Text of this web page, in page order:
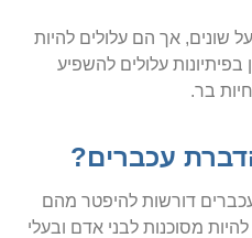
שונים, אך הם עלולים להיות
בפיתיונות עלולים להשפיע
בר.
עכברים?
דורשות להיפטר מהם
מסוכנות לבני אדם ובעלי